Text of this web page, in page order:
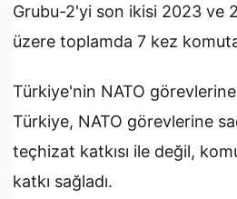
Grubu-2'yi son ikisi 2023 ve
üzere toplamda 7 kez
Türkiye'nin NATO
Türkiye, NATO görevlerine
teçhizat katkısı ile değil,
katkı sağladı.